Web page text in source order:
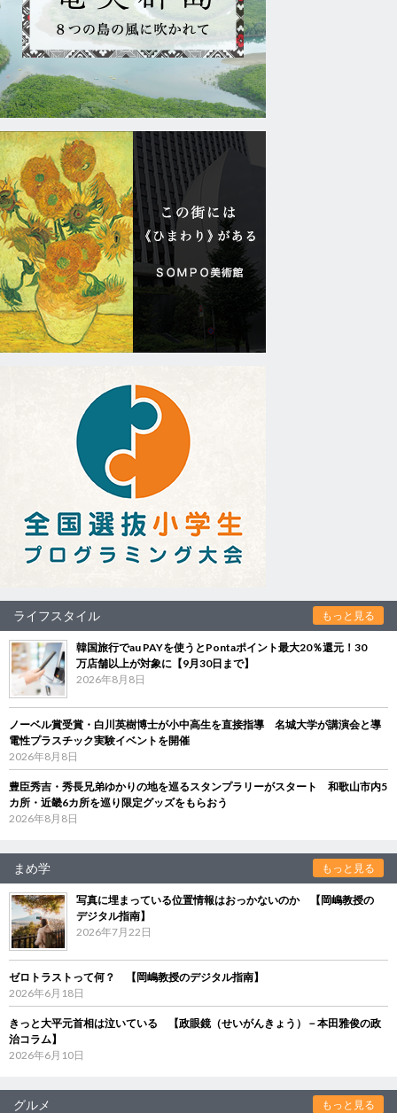
ライフスタイル もっと見る
韓国旅行でau PAYを使うとPontaポイント最大20％還元！30
万店舗以上が対象に【9月30日まで】
2026年8月8日
ノーベル賞受賞・白川英樹博士が小中高生を直接指導 名城大学が講演会と導
電性プラスチック実験イベントを開催
2026年8月8日
豊臣秀吉・秀長兄弟ゆかりの地を巡るスタンプラリーがスタート 和歌山市内5
カ所・近畿6カ所を巡り限定グッズをもらおう
2026年8月8日
まめ学 もっと見る
写真に埋まっている位置情報はおっかないのか 【岡嶋教授の
デジタル指南】
2026年7月22日
ゼロトラストって何？ 【岡嶋教授のデジタル指南】
2026年6月18日
きっと大平元首相は泣いている 【政眼鏡（せいがんきょう）－本田雅俊の政
治コラム】
2026年6月10日
グルメ もっと見る